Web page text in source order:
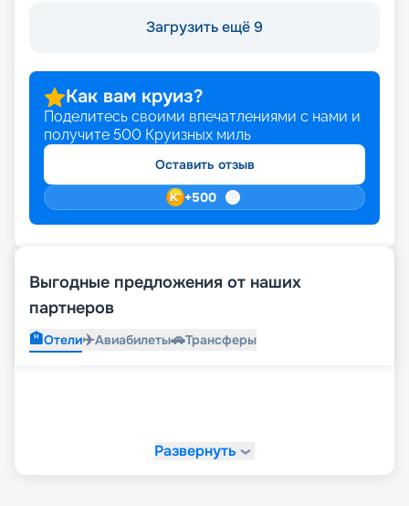
Загрузить ещё 9
Как вам круиз?
Поделитесь своими впечатлениями с нами и
получите 500 Круизных миль
Оставить отзыв
+500
Выгодные предложения от наших
партнеров
🏨Отели✈️Авиабилеты🚗Трансферы
Развернуть